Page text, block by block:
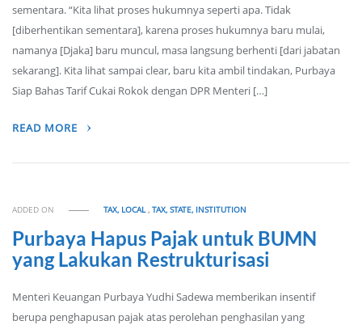
sementara. “Kita lihat proses hukumnya seperti apa. Tidak
[diberhentikan sementara], karena proses hukumnya baru mulai,
namanya [Djaka] baru muncul, masa langsung berhenti [dari jabatan
sekarang]. Kita lihat sampai clear, baru kita ambil tindakan, Purbaya
Siap Bahas Tarif Cukai Rokok dengan DPR Menteri […]
READ MORE
ADDED ON TAX, LOCAL,TAX, STATE, INSTITUTION
Purbaya Hapus Pajak untuk BUMN
yang Lakukan Restrukturisasi
Menteri Keuangan Purbaya Yudhi Sadewa memberikan insentif
berupa penghapusan pajak atas perolehan penghasilan yang